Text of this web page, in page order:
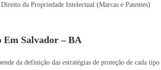
da Propriedade Intelectual (Marcas e Patentes)
Em Salvador – BA
da definição das estratégias de proteção de cada tipo